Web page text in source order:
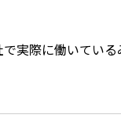
実際に働いてい